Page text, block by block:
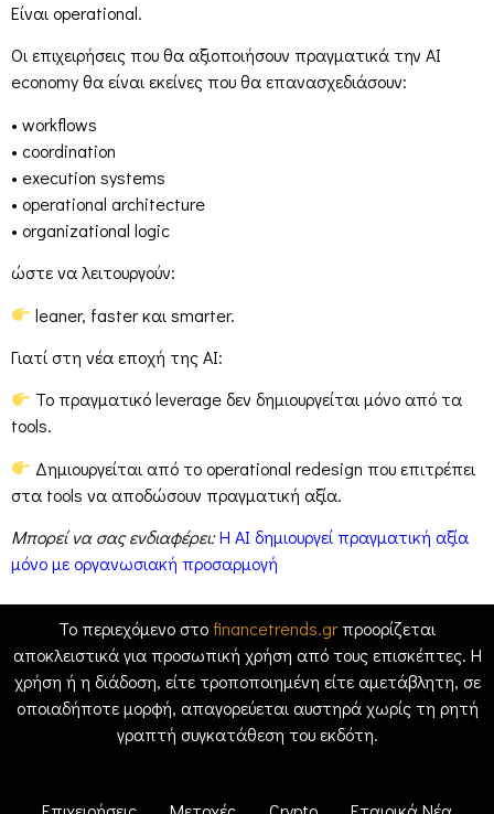
Είναι operational.
Οι επιχειρήσεις που θα αξιοποιήσουν πραγματικά την AI
economy θα είναι εκείνες που θα επανασχεδιάσουν:
• workflows
• coordination
• execution systems
• operational architecture
• organizational logic
ώστε να λειτουργούν:
leaner, faster και smarter.
Γιατί στη νέα εποχή της AI:
Το πραγματικό leverage δεν δημιουργείται μόνο από τα
tools.
Δημιουργείται από το operational redesign που επιτρέπει
στα tools να αποδώσουν πραγματική αξία.
Μπορεί να σας ενδιαφέρει:Η AI δημιουργεί πραγματική αξία
μόνο με οργανωσιακή προσαρμογή
Το περιεχόμενο στο financetrends.grπροορίζεται
αποκλειστικά για προσωπική χρήση από τους επισκέπτες. Η
χρήση ή η διάδοση, είτε τροποποιημένη είτε αμετάβλητη, σε
οποιαδήποτε μορφή, απαγορεύεται αυστηρά χωρίς τη ρητή
γραπτή συγκατάθεση του εκδότη.